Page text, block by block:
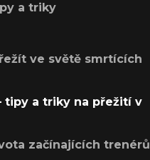
a triky
ve světě smrtících
tipy a triky na přežití v
začínajících trenérů